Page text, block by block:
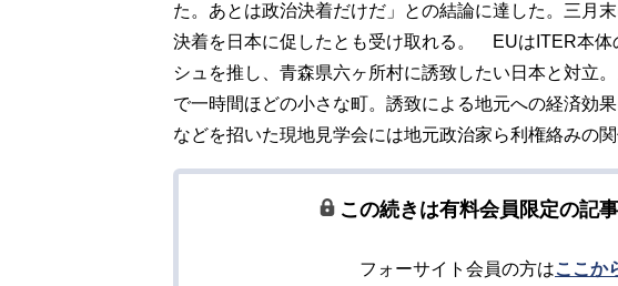
た。あとは政治決着だけだ」との結論に達した。三月
決着を日本に促したとも受け取れる。 EUはITER本体
シュを推し、青森県六ヶ所村に誘致したい日本と対立
で一時間ほどの小さな町。誘致による地元への経済効
などを招いた現地見学会には地元政治家ら利権絡みの関
この続きは有料会員限定の記事
フォーサイト会員の方はここか